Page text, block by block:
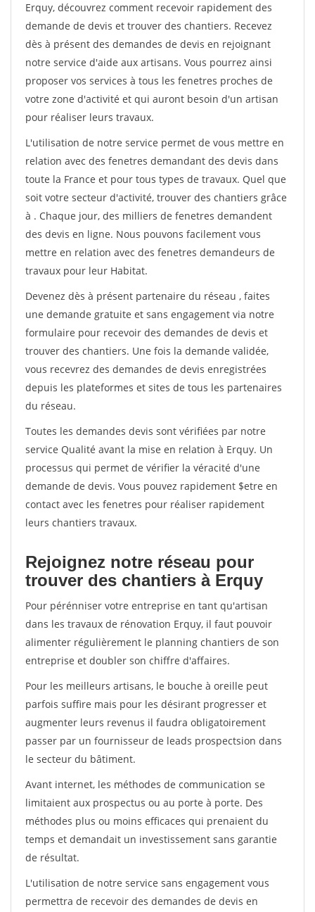
Erquy, découvrez comment recevoir rapidement des
demande de devis et trouver des chantiers. Recevez
dès à présent des demandes de devis en rejoignant
notre service d'aide aux artisans. Vous pourrez ainsi
proposer vos services à tous les fenetres proches de
votre zone d'activité et qui auront besoin d'un artisan
pour réaliser leurs travaux.
L'utilisation de notre service permet de vous mettre en
relation avec des fenetres demandant des devis dans
toute la France et pour tous types de travaux. Quel que
soit votre secteur d'activité, trouver des chantiers grâce
à . Chaque jour, des milliers de fenetres demandent
des devis en ligne. Nous pouvons facilement vous
mettre en relation avec des fenetres demandeurs de
travaux pour leur Habitat.
Devenez dès à présent partenaire du réseau , faites
une demande gratuite et sans engagement via notre
formulaire pour recevoir des demandes de devis et
trouver des chantiers. Une fois la demande validée,
vous recevrez des demandes de devis enregistrées
depuis les plateformes et sites de tous les partenaires
du réseau.
Toutes les demandes devis sont vérifiées par notre
service Qualité avant la mise en relation à Erquy. Un
processus qui permet de vérifier la véracité d'une
demande de devis. Vous pouvez rapidement $etre en
contact avec les fenetres pour réaliser rapidement
leurs chantiers travaux.
Rejoignez notre réseau pour
trouver des chantiers à Erquy
Pour pérénniser votre entreprise en tant qu'artisan
dans les travaux de rénovation Erquy, il faut pouvoir
alimenter régulièrement le planning chantiers de son
entreprise et doubler son chiffre d'affaires.
Pour les meilleurs artisans, le bouche à oreille peut
parfois suffire mais pour les désirant progresser et
augmenter leurs revenus il faudra obligatoirement
passer par un fournisseur de leads prospectsion dans
le secteur du bâtiment.
Avant internet, les méthodes de communication se
limitaient aux prospectus ou au porte à porte. Des
méthodes plus ou moins efficaces qui prenaient du
temps et demandait un investissement sans garantie
de résultat.
L'utilisation de notre service sans engagement vous
permettra de recevoir des demandes de devis en